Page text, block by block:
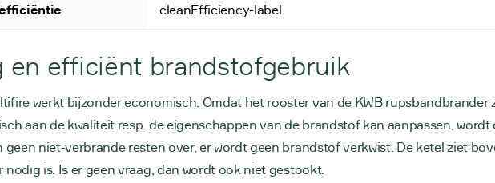
cleanEfficiency-label
en efficiënt brandstofgebruik
werkt bijzonder economisch. Omdat het rooster van de KWB
aan de kwaliteit resp. de eigenschappen van de brandstof kan aanpassen,
geen niet-verbrande resten over, er wordt geen brandstof verkwist. De ketel ziet
nodig is. Is er geen vraag, dan wordt ook niet gestookt.